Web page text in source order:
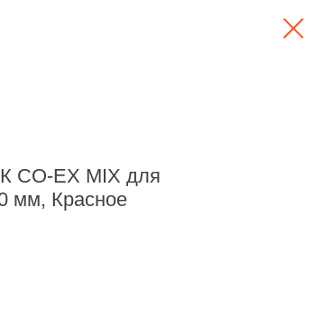
CO-EX MIX для
мм, Красное